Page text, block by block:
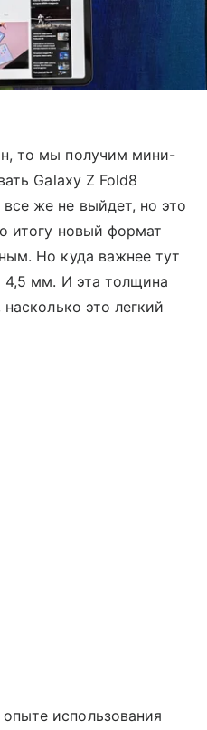
то мы получим мини-
Galaxy Z Fold8
все же не выйдет, но это
итогу новый формат
Но куда важнее тут
4,5 мм. И эта толщина
это легкий
использования